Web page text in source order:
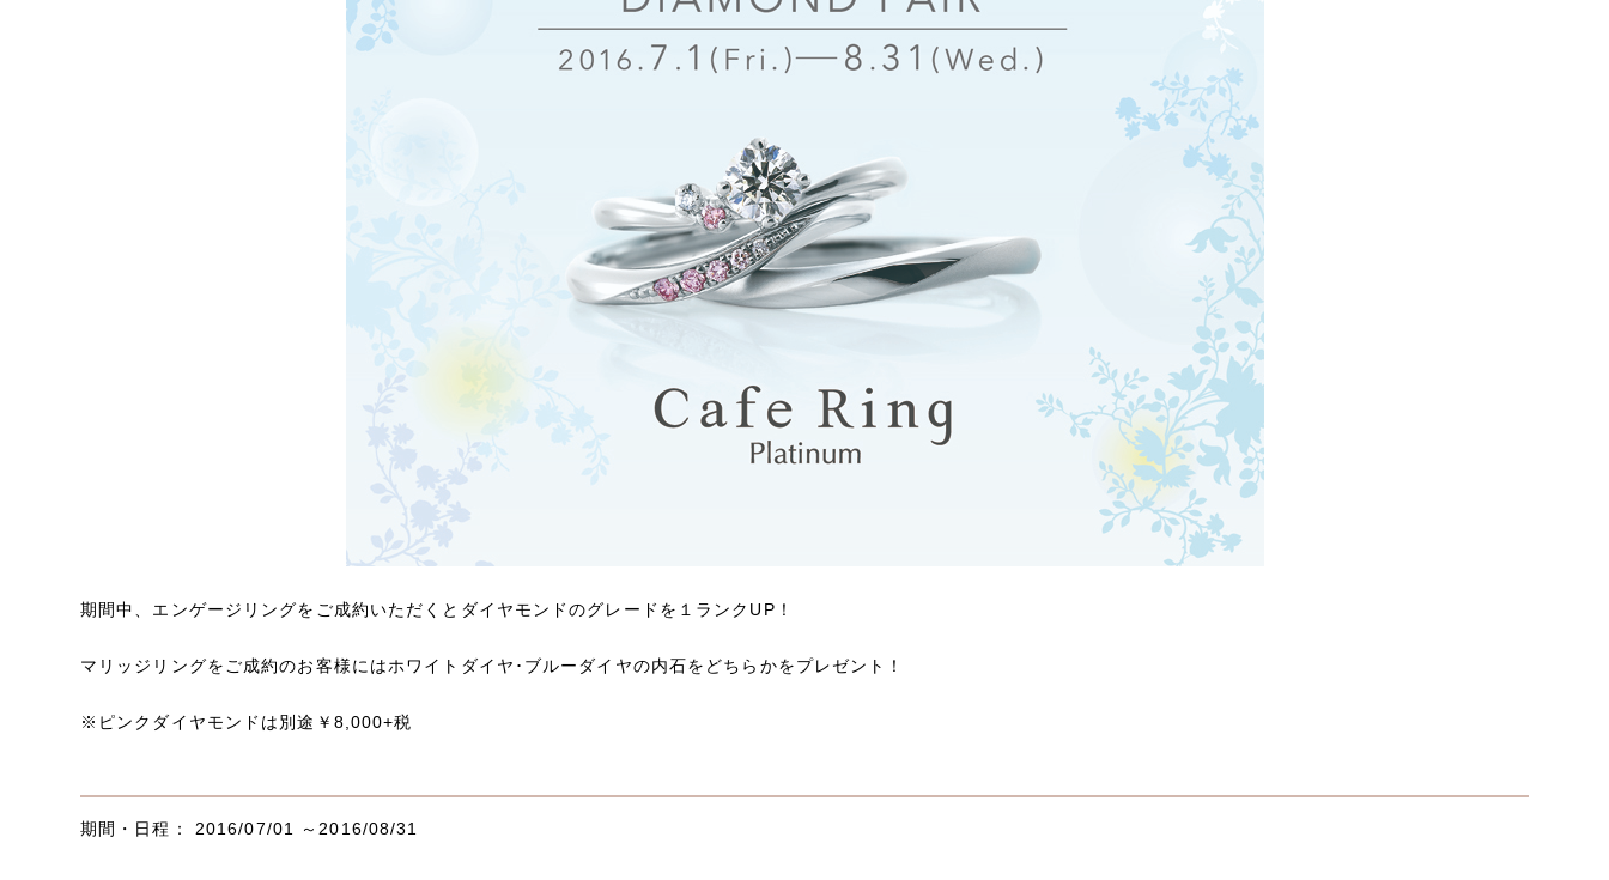
期間中、エンゲージリングをご成約いただくとダイヤモンドのグレードを１ランクUP！
マリッジリングをご成約のお客様にはホワイトダイヤ･ブルーダイヤの内石をどちらかをプレゼント！
※ピンクダイヤモンドは別途￥8,000+税
期間・日程： 2016/07/01 ～2016/08/31